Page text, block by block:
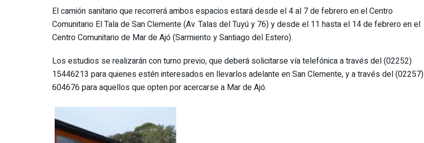
El camión sanitario que recorrerá ambos espacios estará desde el 4 al 7 de febrero en el Centro
Comunitario El Tala de San Clemente (Av. Talas del Tuyú y 76) y desde el 11 hasta el 14 de febrero en el
Centro Comunitario de Mar de Ajó (Sarmiento y Santiago del Estero).
Los estudios se realizarán con turno previo, que deberá solicitarse vía telefónica a través del (02252)
15446213 para quienes estén interesados en llevarlos adelante en San Clemente, y a través del (02257)
604676 para aquellos que opten por acercarse a Mar de Ajó.